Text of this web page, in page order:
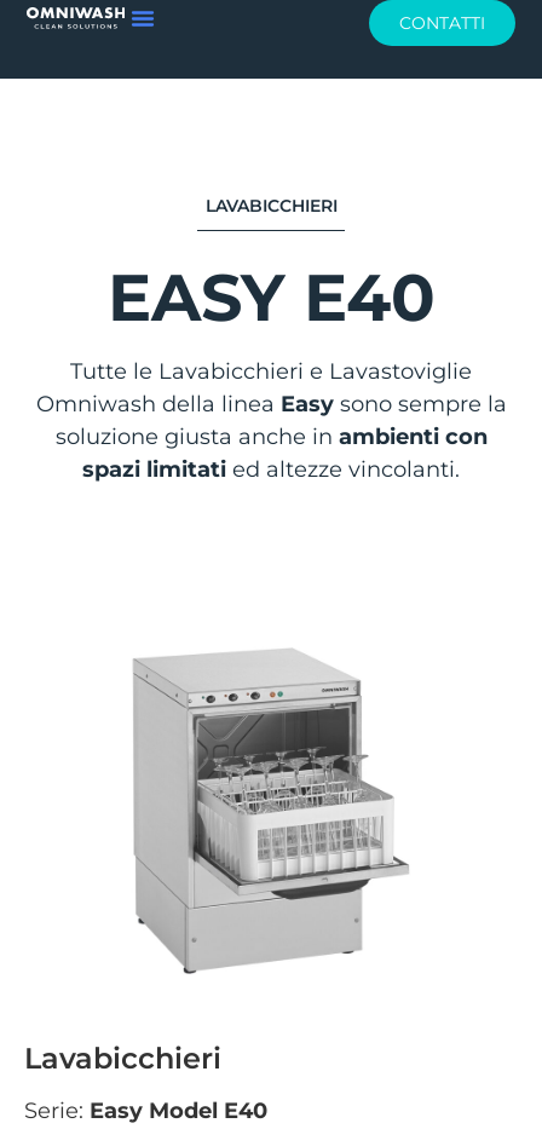
CONTATTI
LAVABICCHIERI
EASY E40
Tutte le Lavabicchieri e Lavastoviglie
Omniwash della linea Easysono sempre la
soluzione giusta anche in ambienti con
spazi limitati ed altezze vincolanti.
Lavabicchieri
Serie: Easy Model E40